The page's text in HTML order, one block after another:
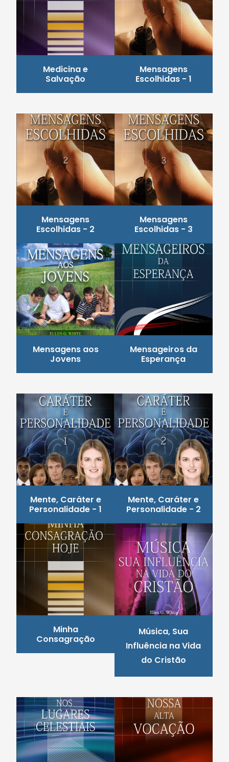
Medicina e
Salvação
Mensagens
Escolhidas - 1
Mensagens
Escolhidas - 2
Mensagens
Escolhidas - 3
Mensagens aos
Jovens
Mensageiros da
Esperança
Mente, Caráter e
Personalidade - 1
Mente, Caráter e
Personalidade - 2
Minha
Consagração
Música, Sua
Influência na Vida
do Cristão